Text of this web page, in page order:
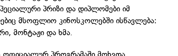
პრიზი და დიპლომები იმ
მსოფლიო კინოსკოლებში ისწავლება:
მონტაჟი და ხმა.